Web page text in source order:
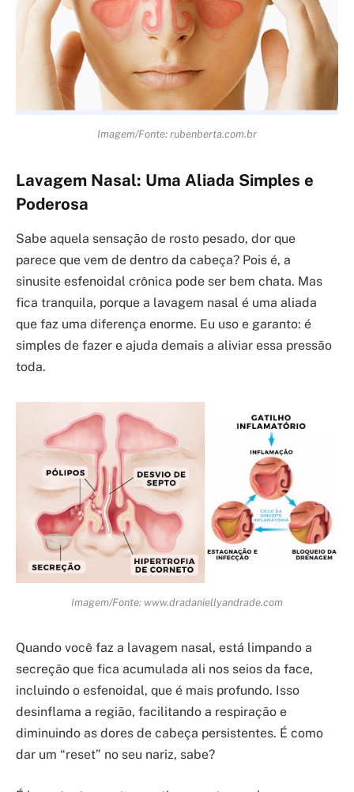
Imagem/Fonte: rubenberta.com.br
Lavagem Nasal: Uma Aliada Simples e
Poderosa
Sabe aquela sensação de rosto pesado, dor que
parece que vem de dentro da cabeça? Pois é, a
sinusite esfenoidal crônica pode ser bem chata. Mas
fica tranquila, porque a lavagem nasal é uma aliada
que faz uma diferença enorme. Eu uso e garanto: é
simples de fazer e ajuda demais a aliviar essa pressão
toda.
Imagem/Fonte: www.dradaniellyandrade.com
Quando você faz a lavagem nasal, está limpando a
secreção que fica acumulada ali nos seios da face,
incluindo o esfenoidal, que é mais profundo. Isso
desinflama a região, facilitando a respiração e
diminuindo as dores de cabeça persistentes. É como
dar um “reset” no seu nariz, sabe?